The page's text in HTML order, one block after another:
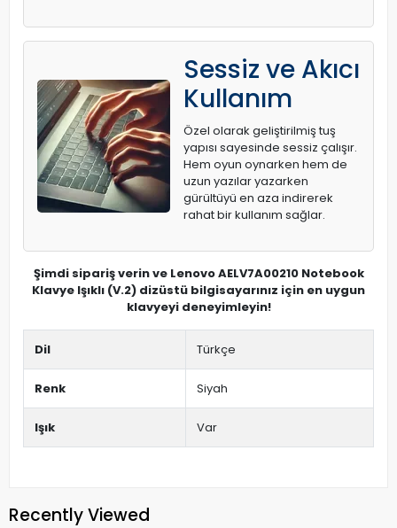
Sessiz ve Akıcı
Kullanım
Özel olarak geliştirilmiş tuş
yapısı sayesinde sessiz çalışır.
Hem oyun oynarken hem de
uzun yazılar yazarken
gürültüyü en aza indirerek
rahat bir kullanım sağlar.
Şimdi sipariş verin ve Lenovo AELV7A00210 Notebook
Klavye Işıklı (V.2) dizüstü bilgisayarınız için en uygun
klavyeyi deneyimleyin!
Dil Türkçe
Renk Siyah
Işık Var
Recently Viewed